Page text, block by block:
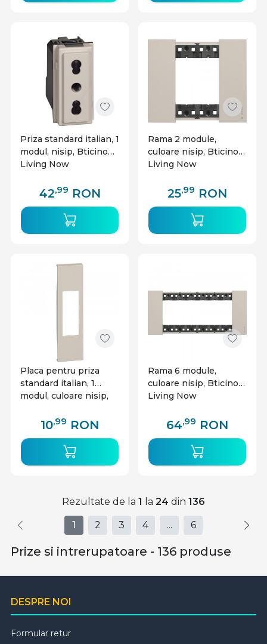
Priza standard italian, 1
modul, nisip, Bticino
Living Now
42,99 RON
Rama 2 module,
culoare nisip, Bticino
Living Now
25,99 RON
Placa pentru priza
standard italian, 1
modul, culoare nisip,
10,99 RON
Rama 6 module,
culoare nisip, Bticino
Living Now
64,99 RON
Rezultate de la 1 la 24 din 136
1 2 3 4 ... 6
Prize si intrerupatoare - 136 produse
DESPRE NOI
Formular retur